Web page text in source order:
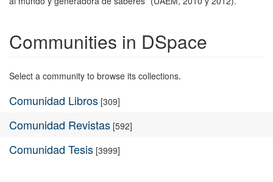
Communities in DSpace
Select a community to browse its collections.
Comunidad Libros [309]
Comunidad Revistas [592]
Comunidad Tesis [3999]